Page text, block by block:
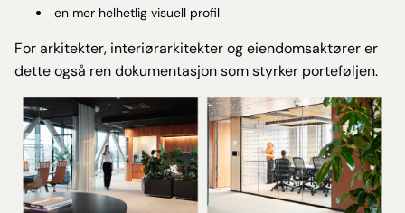
en mer helhetlig visuell profil
For arkitekter, interiørarkitekter og eiendomsaktører er
dette også ren dokumentasjon som styrker porteføljen.